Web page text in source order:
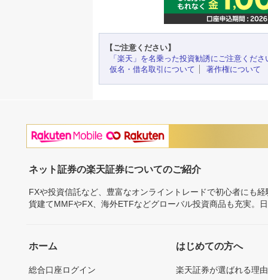
【ご注意ください】
「楽天」を名乗った投資勧誘にご注意くださ
仮名・借名取引について
著作権について
ネット証券の楽天証券についてのご紹介
FXや投資信託など、豊富なオンライントレードで初心者にも
貨建てMMFやFX、海外ETFなどグローバル投資商品も充実。
ホーム
総合口座ログイン
はじめての方へ
楽天証券が選ばれる理由